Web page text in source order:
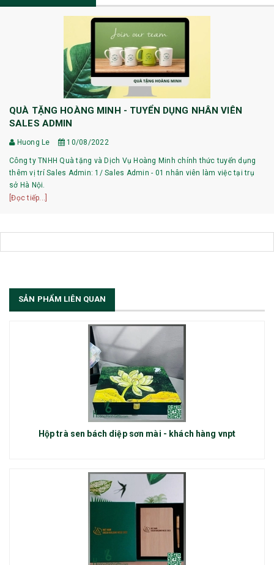
QUÀ TẶNG HOÀNG MINH - TUYỂN DỤNG NHÂN VIÊN
SALES ADMIN
Huong Le 10/08/2022
Công ty TNHH Quà tặng và Dịch Vụ Hoàng Minh chính thức tuyển dụng
thêm vị trí Sales Admin: 1/ Sales Admin - 01 nhân viên làm việc tại trụ
sở Hà Nội.
[Đọc tiếp...]
SẢN PHẨM LIÊN QUAN
Hộp trà sen bách diệp sơn mài - khách hàng vnpt